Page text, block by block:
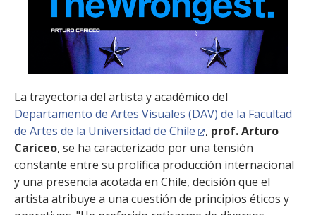
La trayectoria del artista y académico del
Departamento de Artes Visuales (DAV) de la Facultad
de Artes de la Universidad de Chile
, prof. Arturo
Cariceo, se ha caracterizado por una tensión
constante entre su prolífica producción internacional
y una presencia acotada en Chile, decisión que el
artista atribuye a una cuestión de principios éticos y